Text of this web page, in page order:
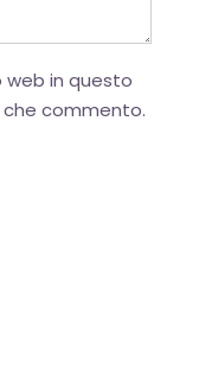
web in questo
commento.